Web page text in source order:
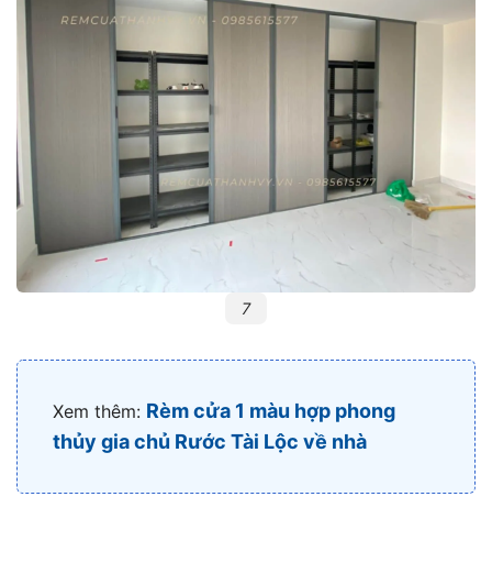
7
Xem thêm: Rèm cửa 1 màu hợp phong
thủy gia chủ Rước Tài Lộc về nhà